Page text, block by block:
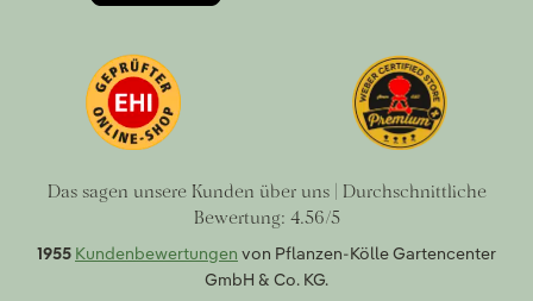
Das sagen unsere Kunden über uns | Durchschnittliche
Bewertung: 4.56/5
1955 Kundenbewertungen von Pflanzen-Kölle Gartencenter
GmbH & Co. KG.